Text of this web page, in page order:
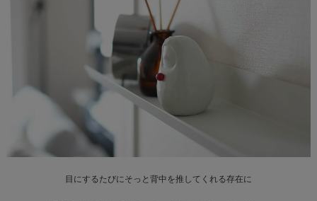
目にするたびにそっと背中を推してくれる存在に